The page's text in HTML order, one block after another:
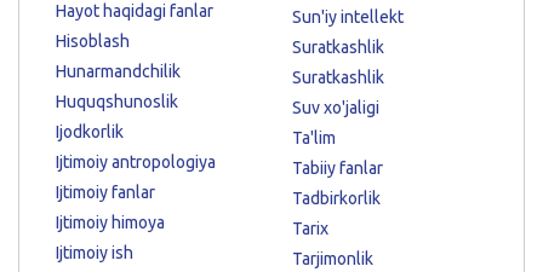
Hayot haqidagi fanlar
Hisoblash
Hunarmandchilik
Huquqshunoslik
Ijodkorlik
Ijtimoiy antropologiya
Ijtimoiy fanlar
Ijtimoiy himoya
Ijtimoiy ish
Sun'iy intellekt
Suratkashlik
Suratkashlik
Suv xo'jaligi
Ta'lim
Tabiiy fanlar
Tadbirkorlik
Tarix
Tarjimonlik